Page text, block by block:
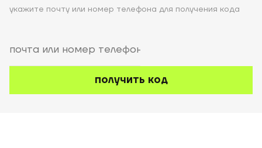
укажите почту или номер телефона для получения кода
получить код